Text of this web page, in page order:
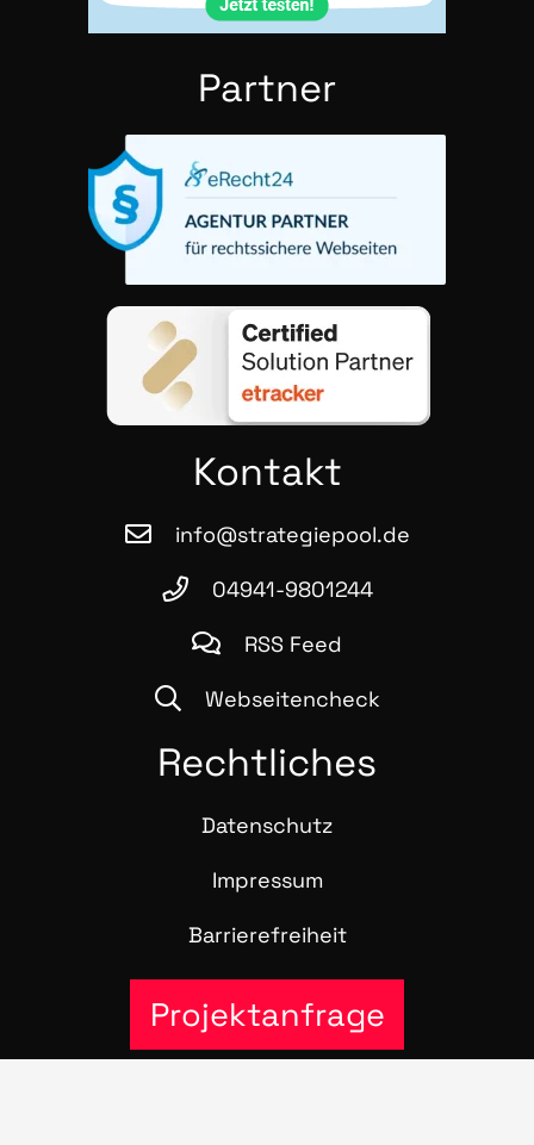
Part­ner
Kon­takt
info@strategiepool.de
04941-9801244
RSS Feed
Webseitencheck
Recht­li­ches
Daten­schutz
Impres­sum
Bar­rie­re­frei­heit
Projektanfrage